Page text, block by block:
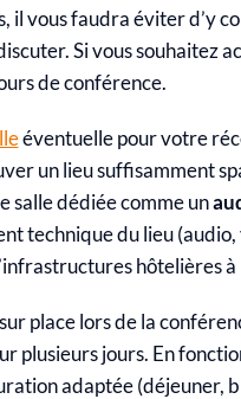
il vous faudra éviter d’y
Si vous souhaitez
de conférence.
éventuelle pour votre
un lieu suffisamment
salle dédiée comme un
technique du lieu
hôtelières
place lors de la
plusieurs jours. En
adaptée (déjeuner,